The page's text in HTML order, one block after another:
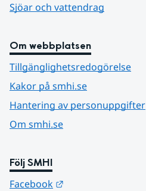
Sjöar och vattendrag
Om webbplatsen
Tillgänglighetsredogörelse
Kakor på smhi.se
Hantering av personuppgifter
Om smhi.se
Följ SMHI
Facebook